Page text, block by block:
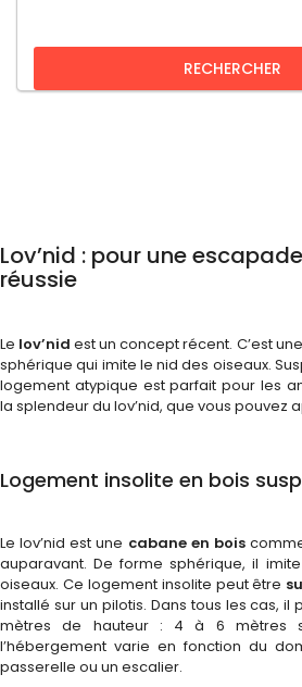
RECHERCHER
Lov’nid : pour une
réussie
Le lov’nid est un concept récent. C’est
sphérique qui imite le nid des oiseaux.
logement atypique est parfait pour les
la splendeur du lov’nid, que vous pouvez
Logement insolite en bois
Le lov’nid est une cabane en bois
auparavant. De forme sphérique, il
oiseaux. Ce logement insolite peut être
installé sur un pilotis. Dans tous les cas, il
mètres de hauteur : 4 à 6 mètres
l’hébergement varie en fonction du
passerelle ou un escalier.